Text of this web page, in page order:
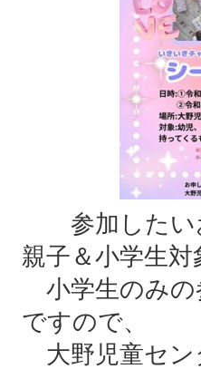
参加したい
親子＆小学生対
小学生のみの
ですので、
大野児童セン